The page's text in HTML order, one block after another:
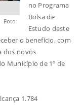
Foto:
no Programa
Bolsa de
Estudo deste
o benefício, com
dos novos
Município de 1º de
1.784